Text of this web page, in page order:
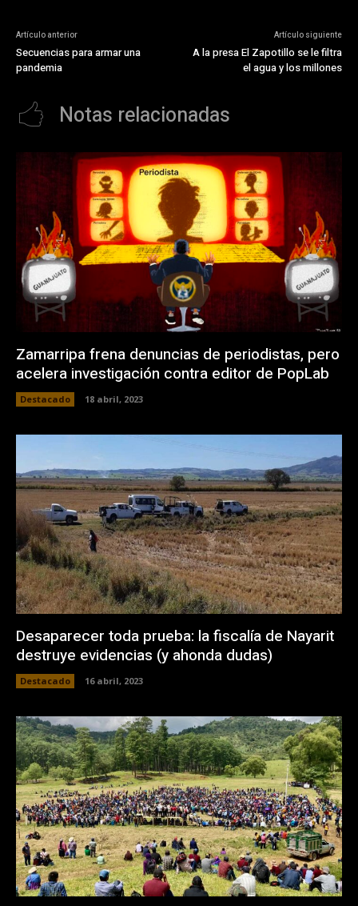
Artículo anterior
Secuencias para armar una
pandemia
Artículo siguiente
A la presa El Zapotillo se le filtra
el agua y los millones
Notas relacionadas
Zamarripa frena denuncias de periodistas, pero
acelera investigación contra editor de PopLab
Destacado 18 abril, 2023
Desaparecer toda prueba: la fiscalía de Nayarit
destruye evidencias (y ahonda dudas)
Destacado 16 abril, 2023